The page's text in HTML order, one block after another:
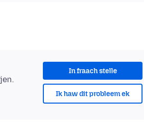
In fraach stelle
Ik haw dit probleem ek